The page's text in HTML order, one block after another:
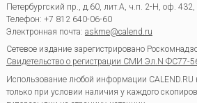
Петербургский пр., д.60, лит.А, ч.п. 2-Н, оф.
Телефон: +7 812 640-06-60
Электронная почта: askme@calend.ru
Сетевое издание зарегистрировано
Свидетельство о регистрации СМИ Эл.N ФС77-
Использование любой информации CALEND.RU
только при условии наличия у каждого